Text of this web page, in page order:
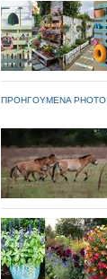
ΠΡΟΗΓΟΥΜΕΝΑ